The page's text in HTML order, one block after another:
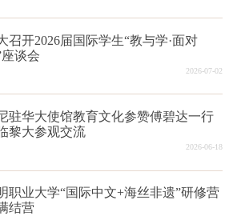
召开2026届国际学生“教与学·面对
谈会
2026-07-02
驻华大使馆教育文化参赞傅碧达一行
黎大参观交流
2026-06-18
职业大学“国际中文+海丝非遗”研修营
结营